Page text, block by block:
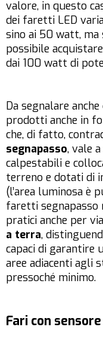
valore, in questo
dei faretti LED
sino ai 50 watt, ma
possibile
dai 100 watt di
Da segnalare
prodotti anche in
che, di fatto,
segnapasso, vale
calpestabili e
terreno e dotati di
(l’area luminosa è
faretti
pratici anche per
a terra,
capaci di garantire
aree adiacenti agli
pressoché minimo.
Fari con sensore